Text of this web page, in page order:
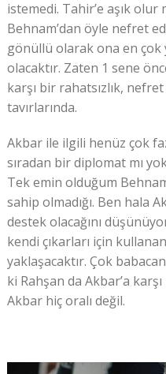
istemedi. Tahir’e aşık
Behnam’dan öyle nefret
gönüllü olarak ona en çok
olacaktır. Zaten 1 sene
karşı bir rahatsızlık,
tavırlarında.
Akbar ile ilgili henüz çok
sıradan bir diplomat mı
Tek emin olduğum
sahip olmadığı. Ben hala
destek olacağını
kendi çıkarları için
yaklaşacaktır. Çok
ki Rahşan da Akbar’a
Akbar hiç oralı değil.